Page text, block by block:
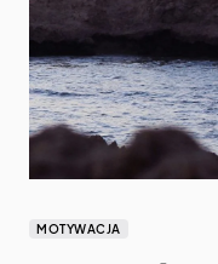
MOTYWACJA